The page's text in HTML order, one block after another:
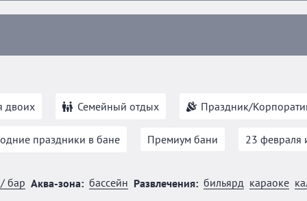
двоих Семейный отдых Праздник/
праздники в бане Премиум бани 23 февраля
бар Аква-зона: бассейн Развлечения: бильярд караоке